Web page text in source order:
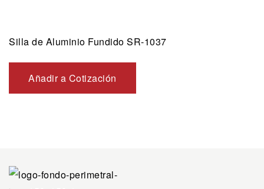
Silla de Aluminio Fundido SR-1037
Añadir a Cotización